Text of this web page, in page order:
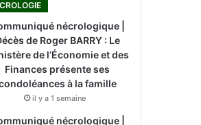
nécrologique |
de Roger BARRY : Le
de l’Économie et des
Finances présente ses
à la famille
il y a 1 semaine
nécrologique |